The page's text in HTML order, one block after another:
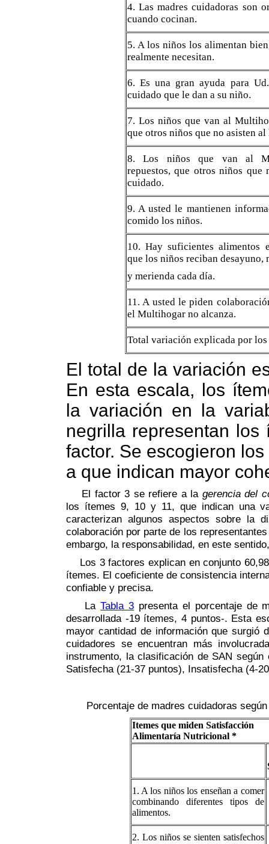
4. Las madres cuidadoras son
cuando cocinan.
5. A los niños los alimentan
realmente necesitan.
6. Es una gran ayuda para
cuidado que le dan a su niño.
7. Los niños que van al
que otros niños que no asisten
8. Los niños que van al
repuestos, que otros niños que
cuidado.
9. A usted le mantienen
comido los niños.
10. Hay suficientes alimentos
que los niños reciban desayuno,
y merienda cada día.
11. A usted le piden
el Multihogar no alcanza.
Total variación explicada por
El total de la variación
En esta escala, los
la variación en la
negrilla representan
factor. Se escogieron
a que indican mayor
El factor 3 se refiere a la gerencia del
los ítemes 9, 10 y 11, que indican una
caracterizan algunos aspectos sobre la
colaboración por parte de los
embargo, la responsabilidad, en este
Los 3 factores explican en conjunto
ítemes. El coeficiente de consistencia
confiable y precisa.
LaTabla 3 presenta el porcentaje de
desarrollada -19 ítemes, 4 puntos-. Esta
mayor cantidad de información que surgió
cuidadores se encuentran más
instrumento, la clasificación de SAN
Satisfecha (21-37 puntos), Insatisfecha (4-
Porcentaje de madres cuidadoras
Itemes que miden Satisfacción
Alimentaría Nutricional *
1. A los niños los enseñan a comer
combinando diferentes tipos de
alimentos.
2. Los niños se sienten satisfechos